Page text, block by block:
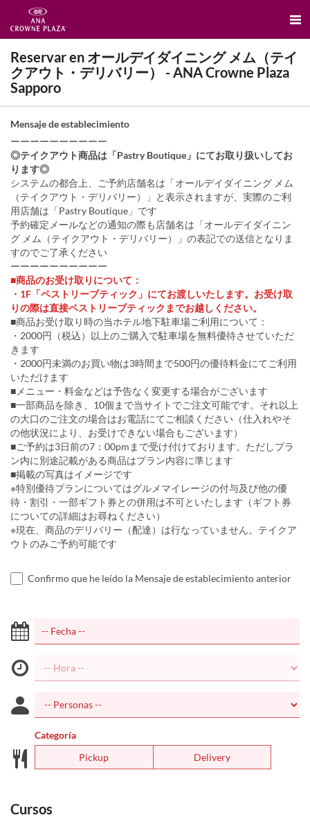
Reservar en オールデイダイニング メム（テイ
クアウト・デリバリー） - ANA Crowne Plaza
Sapporo
Mensaje de establecimiento
ーーーーーーーーーー
◎テイクアウト商品は「Pastry Boutique」にてお取り扱いしてお
ります◎
システムの都合上、ご予約店舗名は「オールデイダイニング メム
（テイクアウト・デリバリー）」と表示されますが、実際のご利
用店舗は「Pastry Boutique」です
予約確定メールなどの通知の際も店舗名は「オールデイダイニン
グ メム（テイクアウト・デリバリー）」の表記での送信となりま
すのでご了承ください
ーーーーーーーーーー
■商品のお受け取りについて：
・1F「ペストリーブティック」にてお渡しいたします。お受け取
りの際は直接ペストリーブティックまでお越しください。
■商品お受け取り時の当ホテル地下駐車場ご利用について：
・2000円（税込）以上のご購入で駐車場を無料優待させていただ
きます
・2000円未満のお買い物は3時間まで500円の優待料金にてご利用
いただけます
■メニュー・料金などは予告なく変更する場合がございます
■一部商品を除き、10個まで当サイトでご注文可能です。それ以上
の大口のご注文の場合はお電話にてご相談ください（仕入れやそ
の他状況により、お受けできない場合もございます）
■ご予約は3日前の7：00pmまで受け付けております。ただしプラ
ン内に別途記載がある商品はプラン内容に準じます
■掲載の写真はイメージです
※特別優待プランについてはグルメマイレージの付与及び他の優
待・割引・一部ギフト券との併用は不可といたします（ギフト券
についての詳細はお尋ねください）
※現在、商品のデリバリー（配達）は行なっていません。テイクア
ウトのみご予約可能です
Confirmo que he leído la Mensaje de establecimiento anterior
Categoría
Pickup
Delivery
Cursos